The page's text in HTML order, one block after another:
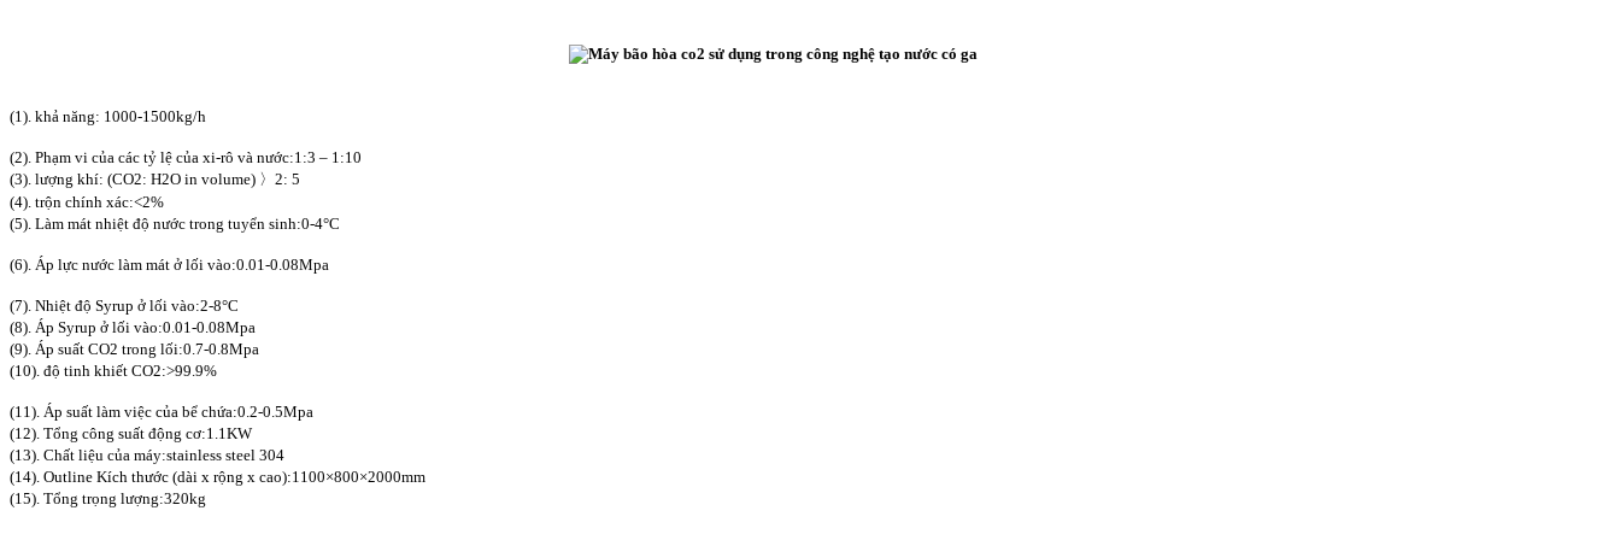
(1). khả năng: 1000-1500kg/h
(2). Phạm vi của các tỷ lệ của xi-rô và nước:1:3 – 1:10
(3). lượng khí: (CO2: H2O in volume) 〉2: 5
(4). trộn chính xác:<2%
(5). Làm mát nhiệt độ nước trong tuyển sinh:0-4°C
(6). Áp lực nước làm mát ở lối vào:0.01-0.08Mpa
(7). Nhiệt độ Syrup ở lối vào:2-8°C
(8). Áp Syrup ở lối vào:0.01-0.08Mpa
(9). Áp suất CO2 trong lối:0.7-0.8Mpa
(10). độ tinh khiết CO2:>99.9%
(11). Áp suất làm việc của bể chứa:0.2-0.5Mpa
(12). Tổng công suất động cơ:1.1KW
(13). Chất liệu của máy:stainless steel 304
(14). Outline Kích thước (dài x rộng x cao):1100×800×2000mm
(15). Tổng trọng lượng:320kg